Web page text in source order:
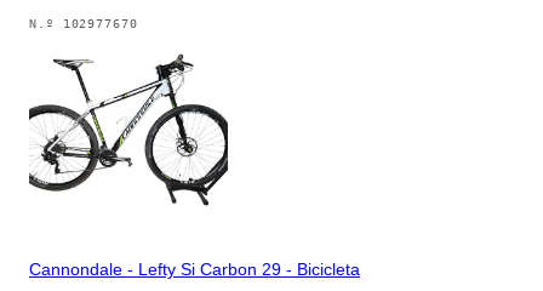
N.º 102977670
Cannondale - Lefty Si Carbon 29 - Bicicleta